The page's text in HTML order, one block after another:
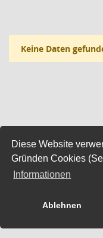
Diese Website
Gründen Cookies
Informationen
Ablehnen
Keine Daten